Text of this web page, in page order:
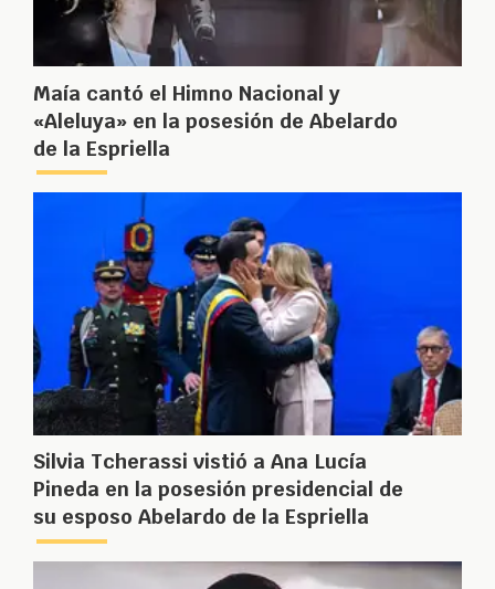
Maía cantó el Himno Nacional y
«Aleluya» en la posesión de Abelardo
de la Espriella
Silvia Tcherassi vistió a Ana Lucía
Pineda en la posesión presidencial de
su esposo Abelardo de la Espriella